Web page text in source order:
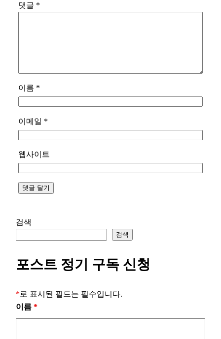
댓글 *
이름 *
이메일 *
웹사이트
검색
검색
포스트 정기 구독 신청
*로 표시된 필드는 필수입니다.
이름 *